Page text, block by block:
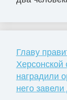
Главу
Херсонской
наградили
него